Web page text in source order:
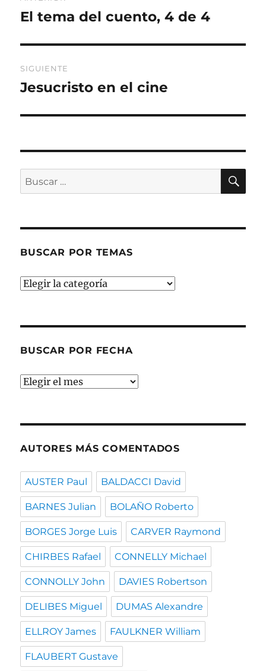
de
Entrada
El tema del cuento, 4 de 4
SIGUIENTE
Entrada
Jesucristo en el cine
Buscar
por:
BUSCAR POR TEMAS
Buscar
BUSCAR POR FECHA
Buscar
AUTORES MÁS COMENTADOS
AUSTER Paul BALDACCI David
BARNES Julian BOLAÑO Roberto
BORGES Jorge Luis CARVER Raymond
CHIRBES Rafael CONNELLY Michael
CONNOLLY John DAVIES Robertson
DELIBES Miguel DUMAS Alexandre
ELLROY James FAULKNER William
FLAUBERT Gustave